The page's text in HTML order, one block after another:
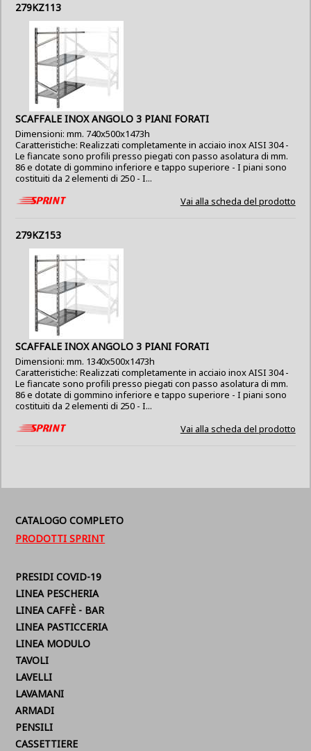
279KZ113
SCAFFALE INOX ANGOLO 3 PIANI FORATI
Dimensioni: mm. 740x500x1473h
Caratteristiche: Realizzati completamente in acciaio inox AISI 304 -
Le fiancate sono profili presso piegati con passo asolatura di mm.
86 e dotate di gommino inferiore e tappo superiore - I piani sono
costituiti da 2 elementi di 250 - I...
Vai alla scheda del prodotto
279KZ153
SCAFFALE INOX ANGOLO 3 PIANI FORATI
Dimensioni: mm. 1340x500x1473h
Caratteristiche: Realizzati completamente in acciaio inox AISI 304 -
Le fiancate sono profili presso piegati con passo asolatura di mm.
86 e dotate di gommino inferiore e tappo superiore - I piani sono
costituiti da 2 elementi di 250 - I...
Vai alla scheda del prodotto
CATALOGO COMPLETO
PRODOTTI SPRINT
PRESIDI COVID-19
LINEA PESCHERIA
LINEA CAFFÈ - BAR
LINEA PASTICCERIA
LINEA MODULO
TAVOLI
LAVELLI
LAVAMANI
ARMADI
PENSILI
CASSETTIERE